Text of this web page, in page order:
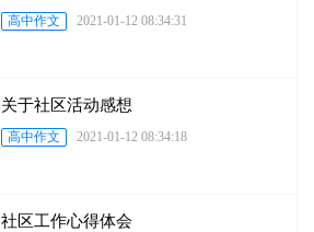
高中作文 2021-01-12 08:34:31
关于社区活动感想
高中作文 2021-01-12 08:34:18
社区工作心得体会